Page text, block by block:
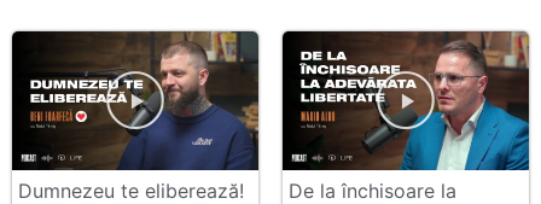
Dumnezeu te eliberează!
De la închisoare la